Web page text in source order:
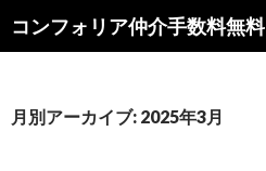
コンフォリア仲介手数料無料
索
ン
月別アーカイブ: 2025年3月